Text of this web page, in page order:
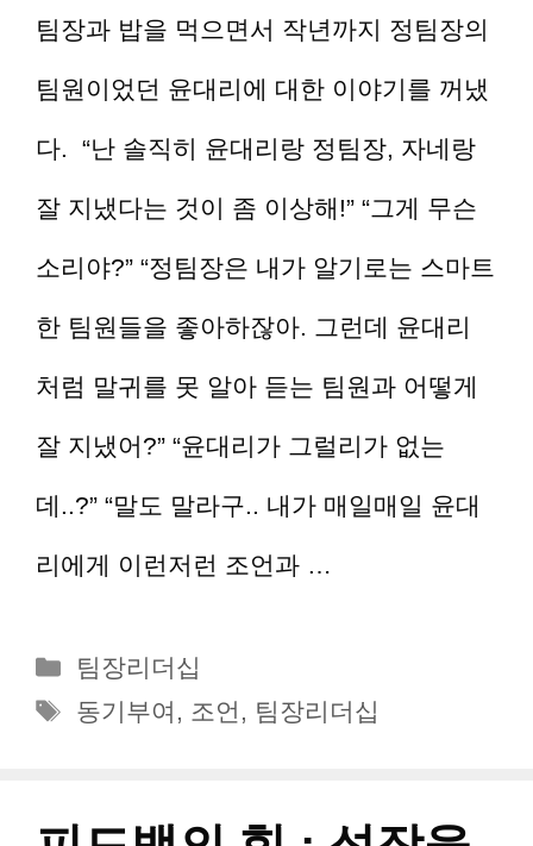
팀장과 밥을 먹으면서 작년까지 정팀장의
팀원이었던 윤대리에 대한 이야기를 꺼냈
다. “난 솔직히 윤대리랑 정팀장, 자네랑
잘 지냈다는 것이 좀 이상해!” “그게 무슨
소리야?” “정팀장은 내가 알기로는 스마트
한 팀원들을 좋아하잖아. 그런데 윤대리
처럼 말귀를 못 알아 듣는 팀원과 어떻게
잘 지냈어?” “윤대리가 그럴리가 없는
데..?” “말도 말라구.. 내가 매일매일 윤대
리에게 이런저런 조언과 …
카
테
팀장리더십
태
동기부여 , 조언 , 팀장리더십